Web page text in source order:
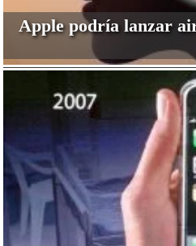
Apple podría lanzar